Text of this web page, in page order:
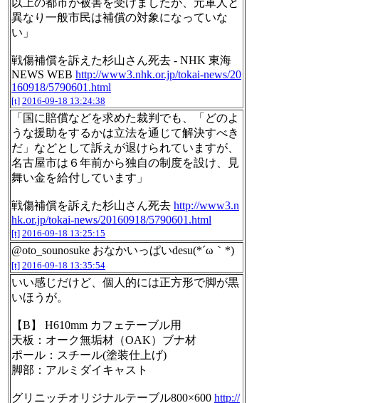
以上の都市が被害を受けましたが、元軍人と
異なり一般市民は補償の対象になっていな
い」
戦傷補償を訴えた杉山さん死去 - NHK 東海
NEWS WEB http://www3.nhk.or.jp/tokai-news/20
160918/5790601.html
[t] 2016-09-18 13:24:38
「国に賠償などを求めた裁判でも、「どのよ
うな援助をするかは立法を通じて解決すべき
だ」などとして訴えが退けられていますが、
名古屋市は６年前から独自の制度を設け、見
舞い金を給付しています」
戦傷補償を訴えた杉山さん死去 http://www3.n
hk.or.jp/tokai-news/20160918/5790601.html
[t] 2016-09-18 13:25:15
@oto_sounosuke おなかいっぱいdesu(*´ω｀*)
[t] 2016-09-18 13:35:54
いい感じだけど、個人的には正方形で脚が黒
いほうが。
【B】 H610mm カフェテーブル用
天板：オーク無垢材（OAK）ブナ材
ポール：スチール(塗装仕上げ)
脚部：アルミダイキャスト
グリニッチオリジナルテーブル800×600 http://